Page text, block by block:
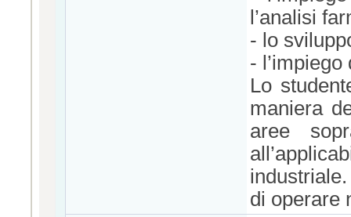
l’analisi
- lo
-
Lo
maniera
aree
di operare